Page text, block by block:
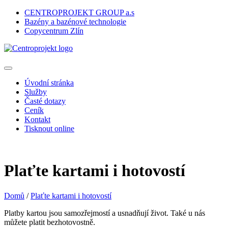
CENTROPROJEKT GROUP a.s
Bazény a bazénové technologie
Copycentrum Zlín
Úvodní stránka
Služby
Časté dotazy
Ceník
Kontakt
Tisknout online
Plaťte kartami i hotovostí
Domů /Plaťte kartami i hotovostí
Platby kartou jsou samozřejmostí a usnadňují život. Také u nás
můžete platit bezhotovostně.